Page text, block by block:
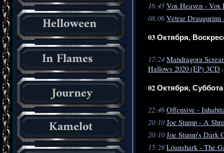
16:45 Vox Heaven - Vox
08:06 Vetrar Draugurinn
03 Октября,
17:24 Mandragora
Hallows 2020 (EP) 3CD
02 Октября, Суббота
22:46 Offensive -
20:10 Joe Stump - A
20:10 Joe Stump's Dark
15:28 Löanshark - The